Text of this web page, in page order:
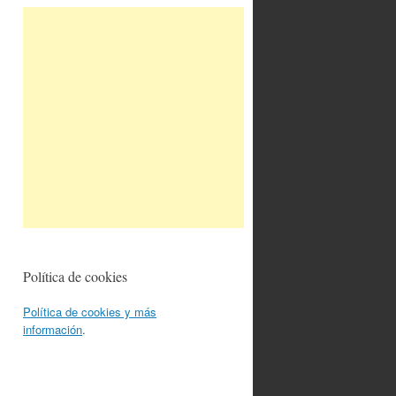
Política de cookies
Política de cookies y más
información.